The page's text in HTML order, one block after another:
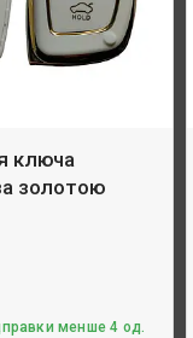
ключа
золотою
менше 4 од.